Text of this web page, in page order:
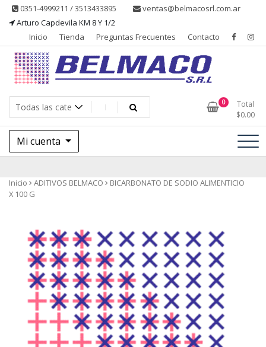
Saltar0351-4999211 / 3513433895
ventas@belmacosrl.com.ar
Arturo Capdevila KM 8 Y 1/2
Inicio
Tienda Preguntas Frecuentes Contacto
Belmaco SRL – Aditivos
Belmaco SRL, Somos una empresa, dedicada a la fabricación,
comercialización y asesoramiento de productos para la industria
alimentaria
0
Total
$0.00
Mi cuenta
Inicio ADITIVOS BELMACO
BICARBONATO DE SODIO ALIMENTICIO
X 100 G